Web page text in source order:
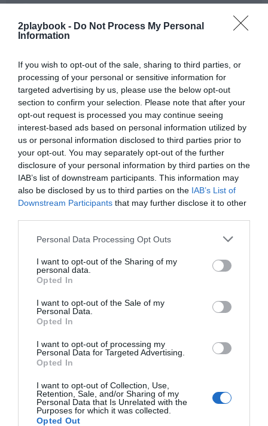
2playbook - Do Not Process My Personal
Information
If you wish to opt-out of the sale, sharing to third parties, or
processing of your personal or sensitive information for
targeted advertising by us, please use the below opt-out
section to confirm your selection. Please note that after your
opt-out request is processed you may continue seeing
interest-based ads based on personal information utilized by
us or personal information disclosed to third parties prior to
your opt-out. You may separately opt-out of the further
disclosure of your personal information by third parties on the
IAB’s list of downstream participants. This information may
also be disclosed by us to third parties on the IAB’s List of
Downstream Participants that may further disclose it to other
Personal Data Processing Opt Outs
I want to opt-out of the Sharing of my
personal data.
Opted In
I want to opt-out of the Sale of my
Personal Data.
Opted In
I want to opt-out of processing my
Personal Data for Targeted Advertising.
Opted In
I want to opt-out of Collection, Use,
Retention, Sale, and/or Sharing of my
Personal Data that Is Unrelated with the
Purposes for which it was collected.
Opted Out
Índex2P
FEB
Finetwork
de forma gratuita
Mantente informado con las últimas noticias de actualidad.
Compartir
Imprimir